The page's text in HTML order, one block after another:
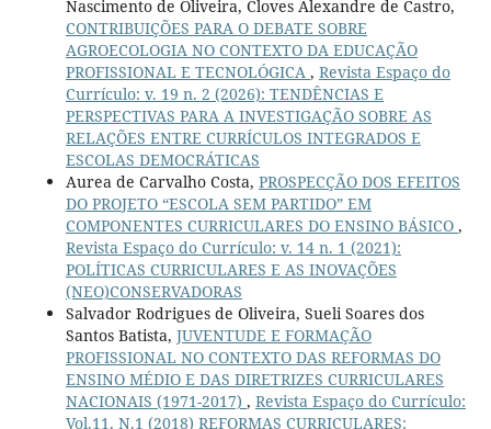
Nascimento de Oliveira, Cloves Alexandre de Castro,
CONTRIBUIÇÕES PARA O DEBATE SOBRE
AGROECOLOGIA NO CONTEXTO DA EDUCAÇÃO
PROFISSIONAL E TECNOLÓGICA , Revista Espaço do
Currículo: v. 19 n. 2 (2026): TENDÊNCIAS E
PERSPECTIVAS PARA A INVESTIGAÇÃO SOBRE AS
RELAÇÕES ENTRE CURRÍCULOS INTEGRADOS E
ESCOLAS DEMOCRÁTICAS
Aurea de Carvalho Costa, PROSPECÇÃO DOS EFEITOS
DO PROJETO “ESCOLA SEM PARTIDO” EM
COMPONENTES CURRICULARES DO ENSINO BÁSICO ,
Revista Espaço do Currículo: v. 14 n. 1 (2021):
POLÍTICAS CURRICULARES E AS INOVAÇÕES
(NEO)CONSERVADORAS
Salvador Rodrigues de Oliveira, Sueli Soares dos
Santos Batista, JUVENTUDE E FORMAÇÃO
PROFISSIONAL NO CONTEXTO DAS REFORMAS DO
ENSINO MÉDIO E DAS DIRETRIZES CURRICULARES
NACIONAIS (1971-2017) , Revista Espaço do Currículo:
Vol.11, N.1 (2018) REFORMAS CURRICULARES: